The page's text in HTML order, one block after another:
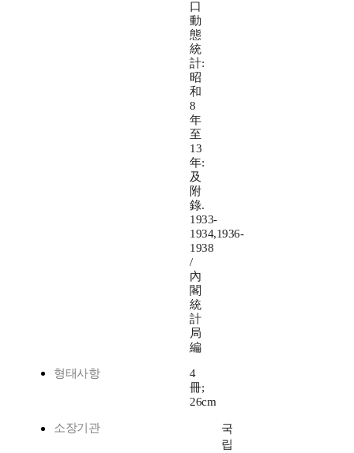
口
動
態
統
計:
昭
和
8
年
至
13
年:
及
附
錄.
1933-
1934,1936-
1938
/
內
閣
統
計
局
編
형태사항
4
冊;
26cm
소장기관
국
립